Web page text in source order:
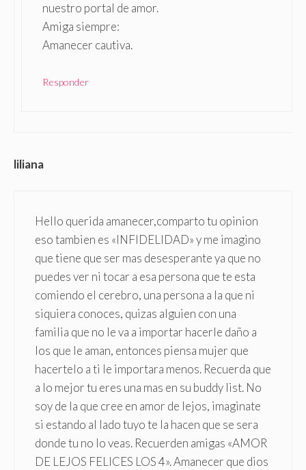
nuestro portal de amor.
Amiga siempre:
Amanecer cautiva.
Responder
liliana
Hello querida amanecer,comparto tu opinion
eso tambien es «INFIDELIDAD» y me imagino
que tiene que ser mas desesperante ya que no
puedes ver ni tocar a esa persona que te esta
comiendo el cerebro, una persona a la que ni
siquiera conoces, quizas alguien con una
familia que no le va a importar hacerle daño a
los que le aman, entonces piensa mujer que
hacertelo a ti le importara menos. Recuerda que
a lo mejor tu eres una mas en su buddy list. No
soy de la que cree en amor de lejos, imaginate
si estando al lado tuyo te la hacen que se sera
donde tu no lo veas. Recuerden amigas «AMOR
DE LEJOS FELICES LOS 4». Amanecer que dios